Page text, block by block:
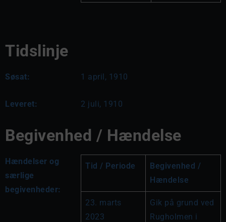
Tidslinje
Søsat: 1 april, 1910
Leveret: 2 juli, 1910
Begivenhed / Hændelse
Hændelser og
særlige
begivenheder:
Tid / Periode
Begivenhed /
Hændelse
23. marts
2023
Gik på grund ved
Rugholmen i